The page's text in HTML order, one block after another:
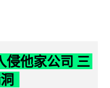
侵他家公司 三